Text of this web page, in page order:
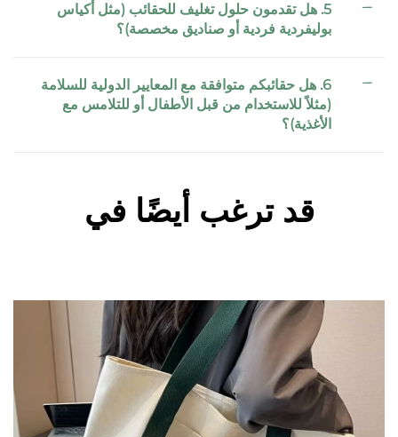
5. هل تقدمون حلول تغليف للحقائب (مثل أكياس
بوليفردية فردية أو صناديق مخصصة)؟
6. هل حقائبكم متوافقة مع المعايير الدولية للسلامة
(مثلاً للاستخدام من قبل الأطفال أو للتلامس مع
الأغذية)؟
قد ترغب أيضًا في